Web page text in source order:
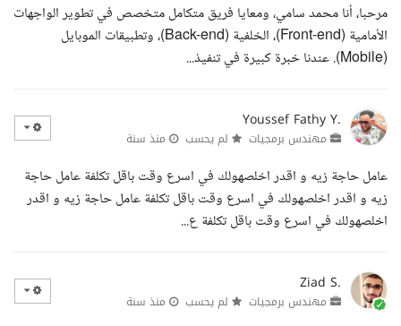
مرحبا، أنا محمد سامي، ومعايا فريق متكامل متخصص في تطوير الواجهات
الأمامية (Front-end)، الخلفية (Back-end)، وتطبيقات الموبايل
(Mobile). عندنا خبرة كبيرة في تنفيذ...
Youssef Fathy Y.
مهندس برمجيات لم يحسب منذ سنة
عامل حاجة زيه و اقدر اخلصهولك في اسرع وقت باقل تكلفة عامل حاجة
زيه و اقدر اخلصهولك في اسرع وقت باقل تكلفة عامل حاجة زيه و اقدر
اخلصهولك في اسرع وقت باقل تكلفة ع...
Ziad S.
مهندس برمجيات لم يحسب منذ سنة